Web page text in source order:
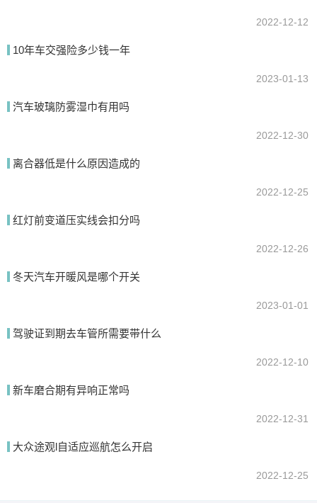
2022-12-12
10年车交强险多少钱一年
2023-01-13
汽车玻璃防雾湿巾有用吗
2022-12-30
离合器低是什么原因造成的
2022-12-25
红灯前变道压实线会扣分吗
2022-12-26
冬天汽车开暖风是哪个开关
2023-01-01
驾驶证到期去车管所需要带什么
2022-12-10
新车磨合期有异响正常吗
2022-12-31
大众途观l自适应巡航怎么开启
2022-12-25